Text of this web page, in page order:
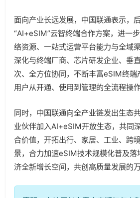
面向产业长远发展，中国联通表示，
“AI+eSIM”云智终端合作方案，进一
络资源、一站式运营平台能力与全域
深化与终端厂商、芯片研发企业、垂
次、全方位协同，不断丰富eSIM终端
用户从开通、使用到管理的全流程操作
同时，中国联通向全产业链发出生态
业伙伴加入AI+eSIM开放生态，共同
合价值，开拓出行、家居、工业、跨
景，合力加速eSIM技术规模化普及落
济全新增长空间，共创高质量发展的